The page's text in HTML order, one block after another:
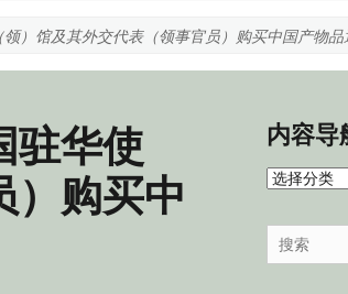
）馆及其外交代表（领事官员）购买中国产物
驻华使
）购买中
内容导
内
导
航
Search
for: